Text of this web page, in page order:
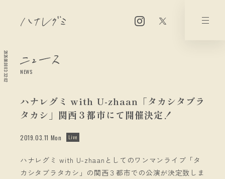
2026.08.08 03:32:02 NEWS
ハナレグミ with U-zhaan「タカシタブラ
タカシ」関西３都市にて開催決定！
2019.03.11 Mon Live
ハナレグミ with U-zhaanとしてのワンマンライブ「タ
カシタブラタカシ」の関西３都市での公演が決定致しま